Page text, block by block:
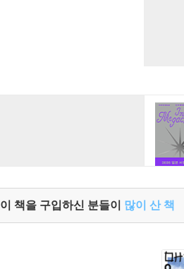
이 책을 구입하신 분들이 많이 산 책